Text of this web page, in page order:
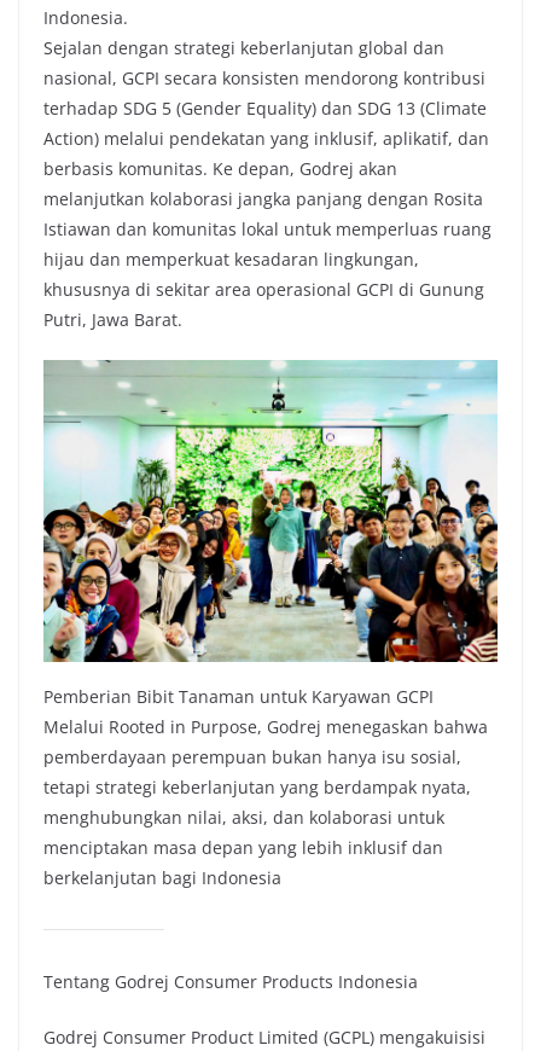
Indonesia.
Sejalan dengan strategi keberlanjutan global dan
nasional, GCPI secara konsisten mendorong kontribusi
terhadap SDG 5 (Gender Equality) dan SDG 13 (Climate
Action) melalui pendekatan yang inklusif, aplikatif, dan
berbasis komunitas. Ke depan, Godrej akan
melanjutkan kolaborasi jangka panjang dengan Rosita
Istiawan dan komunitas lokal untuk memperluas ruang
hijau dan memperkuat kesadaran lingkungan,
khususnya di sekitar area operasional GCPI di Gunung
Putri, Jawa Barat.
Pemberian Bibit Tanaman untuk Karyawan GCPI
Melalui Rooted in Purpose, Godrej menegaskan bahwa
pemberdayaan perempuan bukan hanya isu sosial,
tetapi strategi keberlanjutan yang berdampak nyata,
menghubungkan nilai, aksi, dan kolaborasi untuk
menciptakan masa depan yang lebih inklusif dan
berkelanjutan bagi Indonesia
Tentang Godrej Consumer Products Indonesia
Godrej Consumer Product Limited (GCPL) mengakuisisi